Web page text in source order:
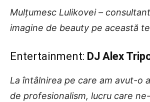
Mulțumesc Lulikovei –
imagine de beauty pe această
Entertainment: DJ Alex
La întâlnirea pe care am avut-o
de profesionalism, lucru care